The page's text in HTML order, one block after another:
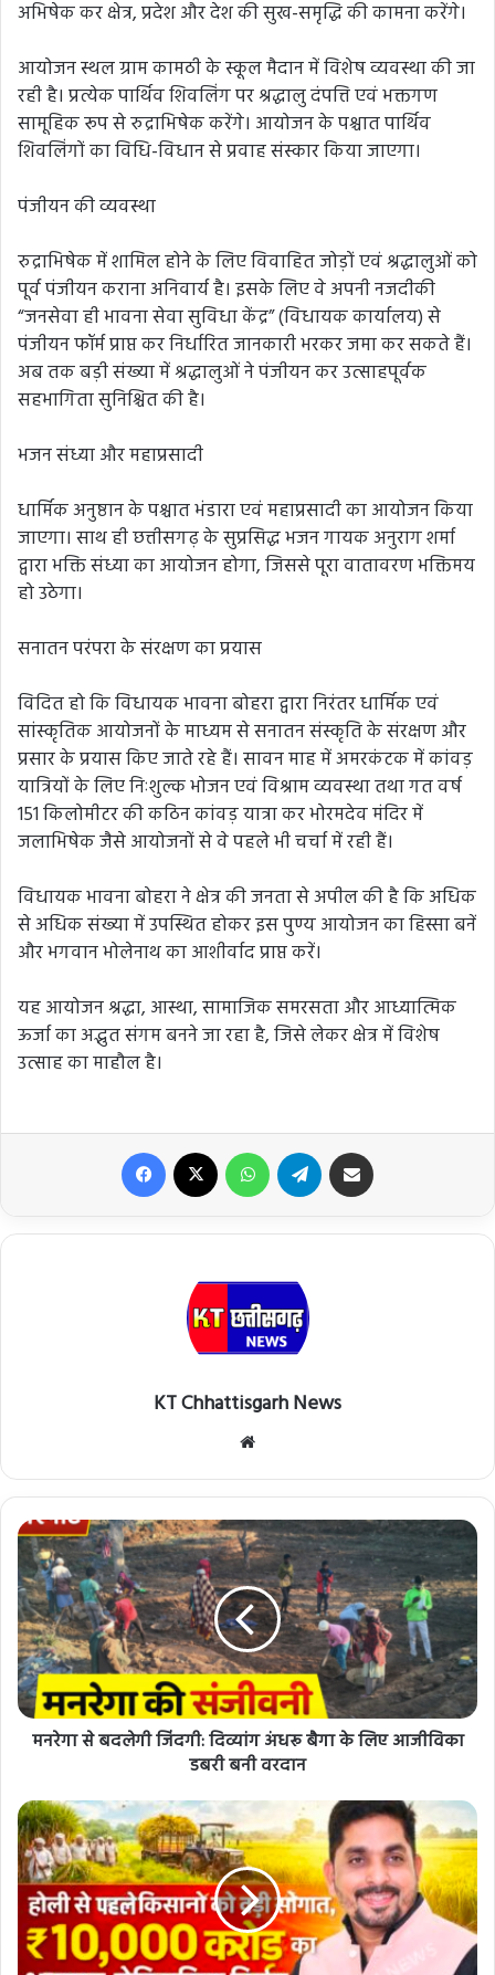
अभिषेक कर क्षेत्र, प्रदेश और देश की सुख-समृद्धि की कामना करेंगे।
आयोजन स्थल ग्राम कामठी के स्कूल मैदान में विशेष व्यवस्था की जा
रही है। प्रत्येक पार्थिव शिवलिंग पर श्रद्धालु दंपत्ति एवं भक्तगण
सामूहिक रूप से रुद्राभिषेक करेंगे। आयोजन के पश्चात पार्थिव
शिवलिंगों का विधि-विधान से प्रवाह संस्कार किया जाएगा।
पंजीयन की व्यवस्था
रुद्राभिषेक में शामिल होने के लिए विवाहित जोड़ों एवं श्रद्धालुओं को
पूर्व पंजीयन कराना अनिवार्य है। इसके लिए वे अपनी नजदीकी
“जनसेवा ही भावना सेवा सुविधा केंद्र” (विधायक कार्यालय) से
पंजीयन फॉर्म प्राप्त कर निर्धारित जानकारी भरकर जमा कर सकते हैं।
अब तक बड़ी संख्या में श्रद्धालुओं ने पंजीयन कर उत्साहपूर्वक
सहभागिता सुनिश्चित की है।
भजन संध्या और महाप्रसादी
धार्मिक अनुष्ठान के पश्चात भंडारा एवं महाप्रसादी का आयोजन किया
जाएगा। साथ ही छत्तीसगढ़ के सुप्रसिद्ध भजन गायक अनुराग शर्मा
द्वारा भक्ति संध्या का आयोजन होगा, जिससे पूरा वातावरण भक्तिमय
हो उठेगा।
सनातन परंपरा के संरक्षण का प्रयास
विदित हो कि विधायक भावना बोहरा द्वारा निरंतर धार्मिक एवं
सांस्कृतिक आयोजनों के माध्यम से सनातन संस्कृति के संरक्षण और
प्रसार के प्रयास किए जाते रहे हैं। सावन माह में अमरकंटक में कांवड़
यात्रियों के लिए निःशुल्क भोजन एवं विश्राम व्यवस्था तथा गत वर्ष
151 किलोमीटर की कठिन कांवड़ यात्रा कर भोरमदेव मंदिर में
जलाभिषेक जैसे आयोजनों से वे पहले भी चर्चा में रही हैं।
विधायक भावना बोहरा ने क्षेत्र की जनता से अपील की है कि अधिक
से अधिक संख्या में उपस्थित होकर इस पुण्य आयोजन का हिस्सा बनें
और भगवान भोलेनाथ का आशीर्वाद प्राप्त करें।
यह आयोजन श्रद्धा, आस्था, सामाजिक समरसता और आध्यात्मिक
ऊर्जा का अद्भुत संगम बनने जा रहा है, जिसे लेकर क्षेत्र में विशेष
उत्साह का माहौल है।
Facebook WhatsApp Telegram
KT Chhattisgarh News
मनरेगा से बदलेगी जिंदगी: दिव्यांग अंधरू बैगा के लिए आजीविका
डबरी बनी वरदान